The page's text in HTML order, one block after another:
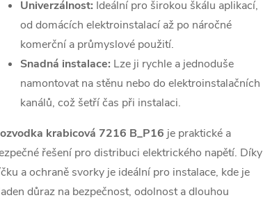
Univerzálnost: Ideální pro širokou škálu aplikací,
od domácích elektroinstalací až po náročné
komerční a průmyslové použití.
Snadná instalace: Lze ji rychle a jednoduše
namontovat na stěnu nebo do elektroinstalačních
kanálů, což šetří čas při instalaci.
krabicová 7216 B_P16 je praktické a
řešení pro distribuci elektrického napětí. Díky
a ochraně svorky je ideální pro instalace, kde je
důraz na bezpečnost, odolnost a dlouhou